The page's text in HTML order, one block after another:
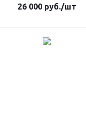
26 000руб./шт